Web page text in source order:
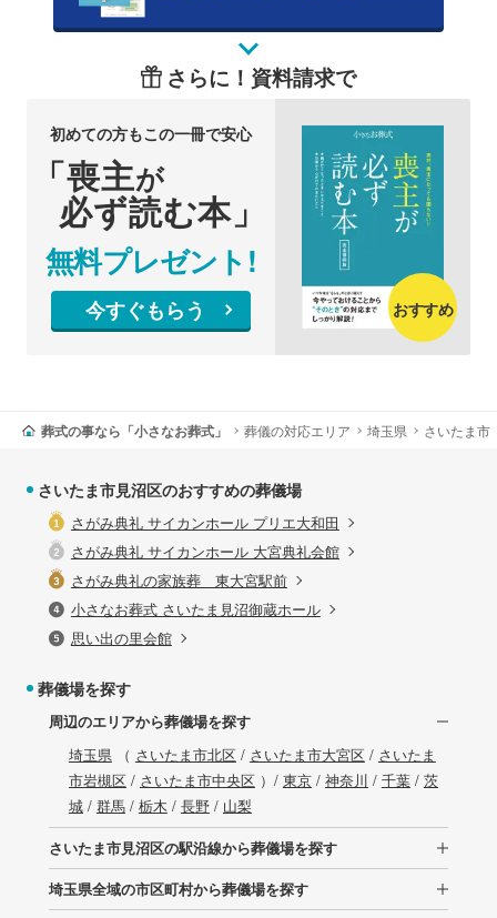
さらに！資料請求で
初めての方もこの一冊で安心
「喪主が
必ず読む本」
無料プレゼント!
今すぐもらう おすすめ
葬式の事なら「小さなお葬式」 葬儀の対応エリア 埼玉県 さいたま市
さいたま市見沼区のおすすめの葬儀場
さがみ典礼 サイカンホール プリエ大和田
さがみ典礼 サイカンホール 大宮典礼会館
さがみ典礼の家族葬 東大宮駅前
小さなお葬式 さいたま見沼御蔵ホール
思い出の里会館
葬儀場を探す
周辺のエリアから葬儀場を探す
埼玉県（ さいたま市北区 / さいたま市大宮区 / さいたま
市岩槻区 / さいたま市中央区 ）/ 東京/ 神奈川 / 千葉/ 茨
城/ 群馬/ 栃木 / 長野/ 山梨
さいたま市見沼区の駅沿線から葬儀場を探す
埼玉県全域の市区町村から葬儀場を探す